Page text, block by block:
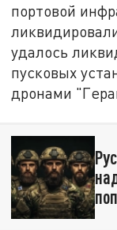
портовой
удалось
пусковых
дронами